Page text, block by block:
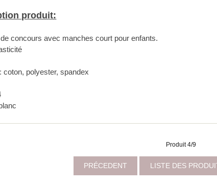
produit:
concours avec manches court pour enfants.
coton, polyester, spandex
Produit 4/9
PRÉCEDENT LISTE DES